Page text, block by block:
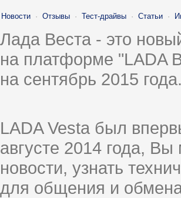
Новости · Отзывы · Тест-драйвы · Статьи ·
Лада Веста - это
на платформе "LADA
на сентябрь 2015
LADA Vesta был
августе 2014 года,
новости, узнать
для общения и